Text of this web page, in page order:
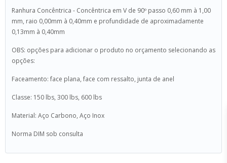
Ranhura Concêntrica - Concêntrica em V de 90º passo 0,60 mm à 1,00
mm, raio 0,00mm à 0,40mm e profundidade de aproximadamente
0,13mm à 0,40mm
OBS: opções para adicionar o produto no orçamento selecionando as
opções:
Faceamento: face plana, face com ressalto, junta de anel
Classe: 150 lbs, 300 lbs, 600 lbs
Material: Aço Carbono, Aço Inox
Norma DIM sob consulta